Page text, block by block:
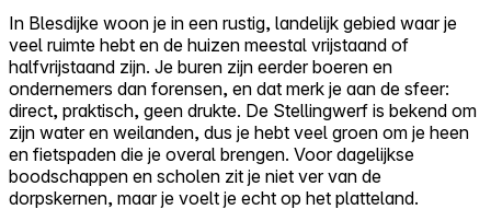
In Blesdijke woon je in een rustig, landelijk gebied waar je
veel ruimte hebt en de huizen meestal vrijstaand of
halfvrijstaand zijn. Je buren zijn eerder boeren en
ondernemers dan forensen, en dat merk je aan de sfeer:
direct, praktisch, geen drukte. De Stellingwerf is bekend om
zijn water en weilanden, dus je hebt veel groen om je heen
en fietspaden die je overal brengen. Voor dagelijkse
boodschappen en scholen zit je niet ver van de
dorpskernen, maar je voelt je echt op het platteland.